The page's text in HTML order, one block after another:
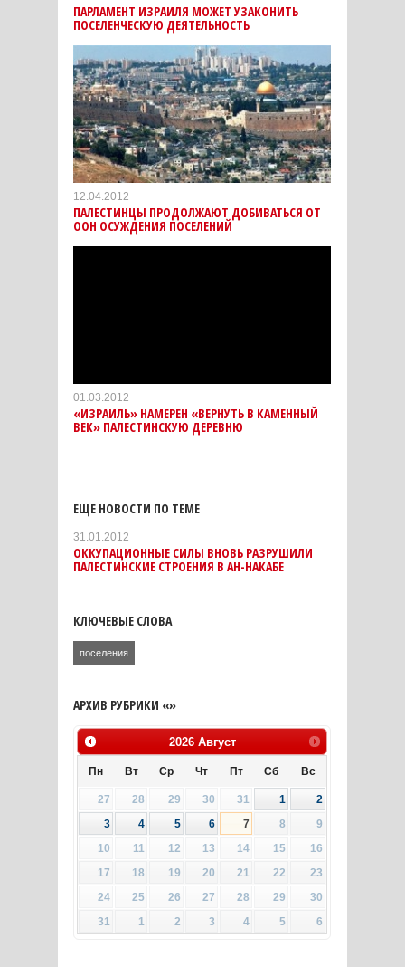
ПАРЛАМЕНТ ИЗРАИЛЯ МОЖЕТ УЗАКОНИТЬ
ПОСЕЛЕНЧЕСКУЮ ДЕЯТЕЛЬНОСТЬ
12.04.2012
ПАЛЕСТИНЦЫ ПРОДОЛЖАЮТ ДОБИВАТЬСЯ ОТ
ООН ОСУЖДЕНИЯ ПОСЕЛЕНИЙ
01.03.2012
«ИЗРАИЛЬ» НАМЕРЕН «ВЕРНУТЬ В КАМЕННЫЙ
ВЕК» ПАЛЕСТИНСКУЮ ДЕРЕВНЮ
ЕЩЕ НОВОСТИ ПО ТЕМЕ
31.01.2012
ОККУПАЦИОННЫЕ СИЛЫ ВНОВЬ РАЗРУШИЛИ
ПАЛЕСТИНСКИЕ СТРОЕНИЯ В АН-НАКАБЕ
КЛЮЧЕВЫЕ СЛОВА
поселения
АРХИВ РУБРИКИ «»
2026 Август
Пн Вт Ср Чт Пт Сб Вс
27 28 29 30 31 1
2
3
4 5 6 7 8
9
10
11 12 13 14 15
16
17
18 19 20 21 22
23
24
25 26 27 28 29
30
31
1 2 3 4 5 6